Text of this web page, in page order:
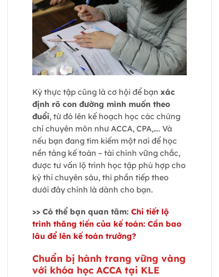
Kỳ thực tập cũng là cơ hội để bạn xác
định rõ con đường mình muốn theo
đuổi, từ đó lên kế hoạch học các chứng
chỉ chuyên môn như ACCA, CPA,…. Và
nếu bạn đang tìm kiếm một nơi để học
nền tảng kế toán – tài chính vững chắc,
được tư vấn lộ trình học tập phù hợp cho
kỳ thi chuyên sâu, thì phần tiếp theo
dưới đây chính là dành cho bạn.
>> Có thể bạn quan tâm: Chi tiết lộ
trình thăng tiến của kế toán: Cần bao
lâu để lên kế toán trưởng?
Chuẩn bị hành trang vững vàng
với khóa học ACCA tại KLE